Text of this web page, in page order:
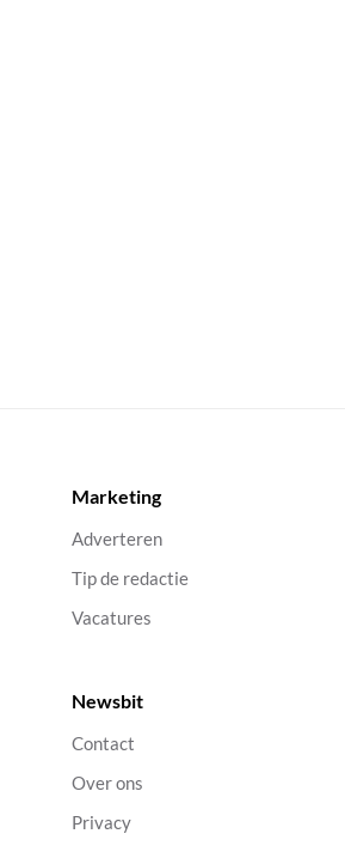
Marketing
Adverteren
Tip de redactie
Vacatures
Newsbit
Contact
Over ons
Privacy